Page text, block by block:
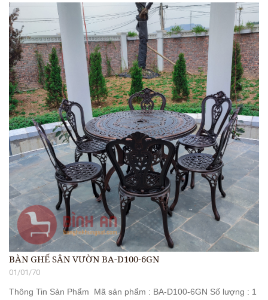
BÀN GHẾ SÂN VƯỜN BA-D100-6GN
01/01/70
Thông Tin Sản Phẩm Mã sản phẩm : BA-D100-6GN Số lượng : 1